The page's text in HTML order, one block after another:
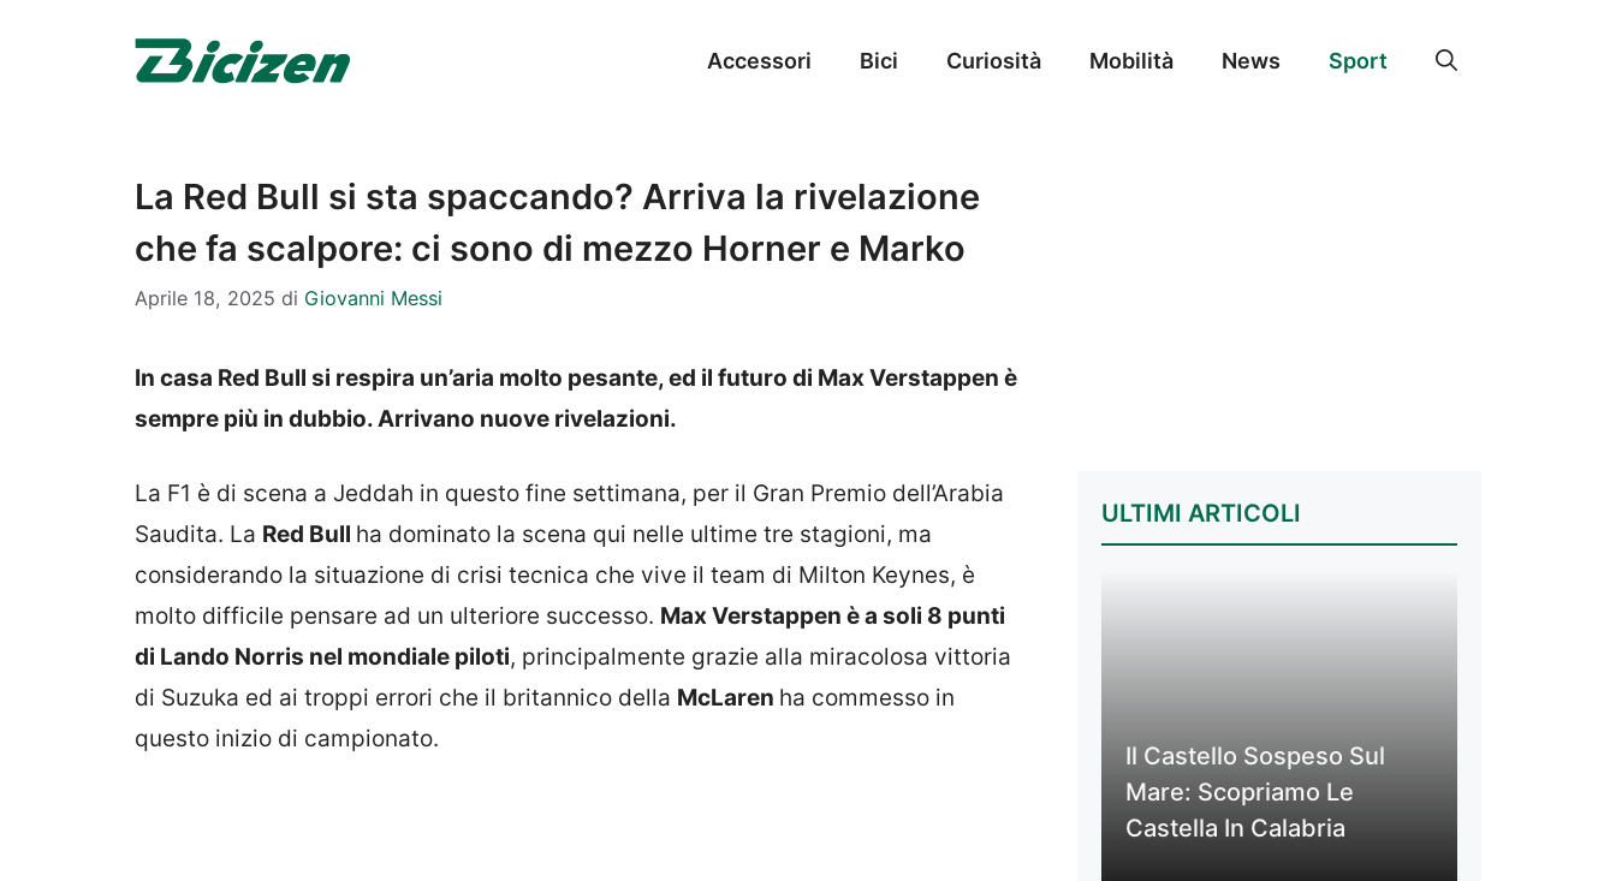
Accessori Bici Curiosità Mobilità News Sport
La Red Bull si sta spaccando? Arriva la rivelazione
che fa scalpore: ci sono di mezzo Horner e Marko
Aprile 18, 2025 di Giovanni Messi
In casa Red Bull si respira un’aria molto pesante, ed il futuro di Max Verstappen è
sempre più in dubbio. Arrivano nuove rivelazioni.
La F1 è di scena a Jeddah in questo fine settimana, per il Gran Premio dell’Arabia
Saudita. La Red Bull ha dominato la scena qui nelle ultime tre stagioni, ma
considerando la situazione di crisi tecnica che vive il team di Milton Keynes, è
molto difficile pensare ad un ulteriore successo. Max Verstappen è a soli 8 punti
di Lando Norris nel mondiale piloti, principalmente grazie alla miracolosa vittoria
di Suzuka ed ai troppi errori che il britannico della McLaren ha commesso in
questo inizio di campionato.
ULTIMI ARTICOLI
Il Castello Sospeso Sul
Mare: Scopriamo Le
Castella In Calabria